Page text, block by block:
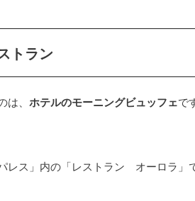
トラン
、 ホテルのモーニングビュッフェで
レス」内の「レストラン オーロラ」